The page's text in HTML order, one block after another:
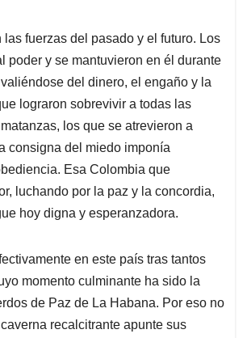
las fuerzas del pasado y el futuro. Los
poder y se mantuvieron en él durante
del dinero, el engaño y la
lograron sobrevivir a todas las
los que se atrevieron a
consigna del miedo imponía
Esa Colombia que
luchando por la paz y la concordia,
hoy digna y esperanzadora.
en este país tras tantos
momento culminante ha sido la
de Paz de La Habana. Por eso no
recalcitrante apunte sus